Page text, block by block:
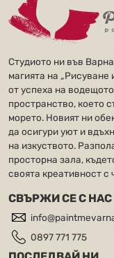
Студиото ни във
магията на
от успеха на
пространство, което
морето. Новият ни
да осигури уют и
на изкуството.
просторна зала,
своята креативност с
СВЪРЖИ СЕ С НАС
0897 771 775